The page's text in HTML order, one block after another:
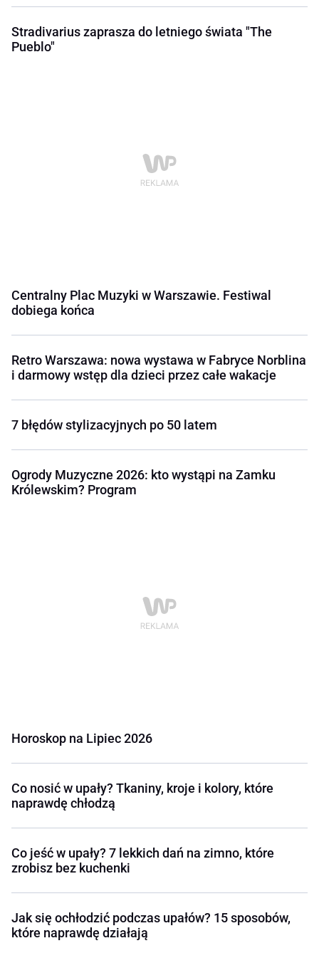
Stradivarius zaprasza do letniego świata "The
Pueblo"
Centralny Plac Muzyki w Warszawie. Festiwal
dobiega końca
Retro Warszawa: nowa wystawa w Fabryce Norblina
i darmowy wstęp dla dzieci przez całe wakacje
7 błędów stylizacyjnych po 50 latem
Ogrody Muzyczne 2026: kto wystąpi na Zamku
Królewskim? Program
Horoskop na Lipiec 2026
Co nosić w upały? Tkaniny, kroje i kolory, które
naprawdę chłodzą
Co jeść w upały? 7 lekkich dań na zimno, które
zrobisz bez kuchenki
Jak się ochłodzić podczas upałów? 15 sposobów,
które naprawdę działają